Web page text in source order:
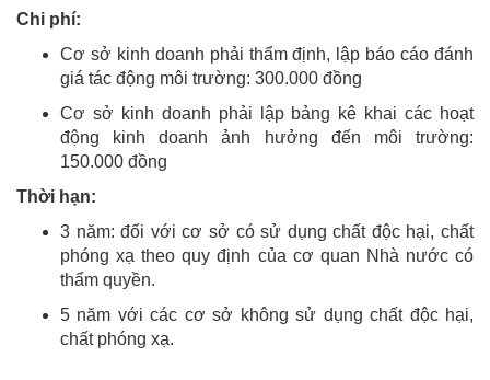
Chi phí:
Cơ sở kinh doanh phải thẩm định, lập báo cáo đánh
giá tác động môi trường: 300.000 đồng
Cơ sở kinh doanh phải lập bảng kê khai các hoạt
động kinh doanh ảnh hưởng đến môi trường:
150.000 đồng
Thời hạn:
3 năm: đối với cơ sở có sử dụng chất độc hại, chất
phóng xạ theo quy định của cơ quan Nhà nước có
thẩm quyền.
5 năm với các cơ sở không sử dụng chất độc hại,
chất phóng xạ.